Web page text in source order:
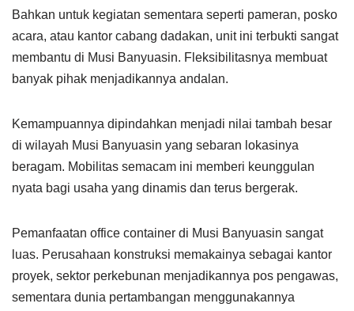
Bahkan untuk kegiatan sementara seperti pameran, posko
acara, atau kantor cabang dadakan, unit ini terbukti sangat
membantu di Musi Banyuasin. Fleksibilitasnya membuat
banyak pihak menjadikannya andalan.
Kemampuannya dipindahkan menjadi nilai tambah besar
di wilayah Musi Banyuasin yang sebaran lokasinya
beragam. Mobilitas semacam ini memberi keunggulan
nyata bagi usaha yang dinamis dan terus bergerak.
Pemanfaatan office container di Musi Banyuasin sangat
luas. Perusahaan konstruksi memakainya sebagai kantor
proyek, sektor perkebunan menjadikannya pos pengawas,
sementara dunia pertambangan menggunakannya